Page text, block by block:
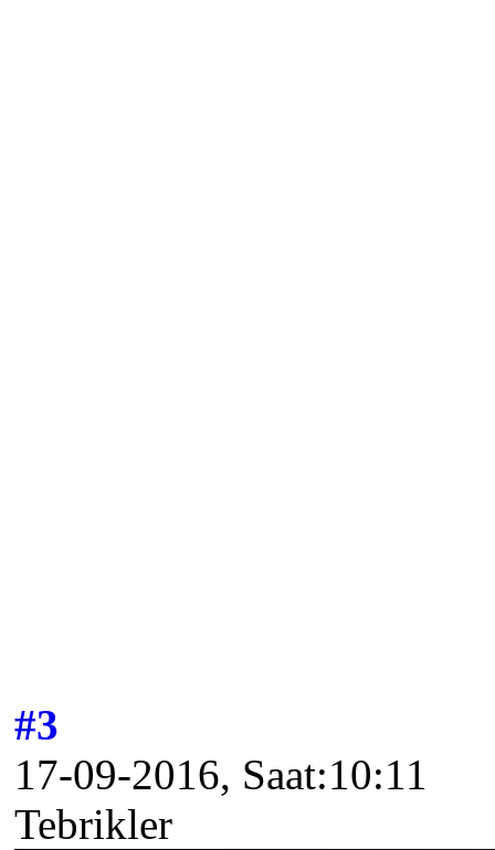
#3
17-09-2016, Saat:10:11
Tebrikler